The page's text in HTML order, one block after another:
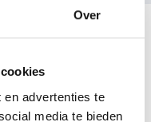
Over
en advertenties te
media te bieden